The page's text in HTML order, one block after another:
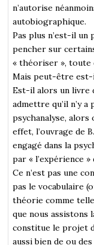
n’autorise
autobiographique.
Pas plus n’est-il un
pencher sur
« théoriser », toute
Mais peut-être est-
Est-il alors un livre
admettre qu’il n’y
psychanalyse,
effet, l’ouvrage de
engagé dans la
par « l’expérience
Ce n’est pas une
pas le vocabulaire
théorie comme
que nous assistons
constitue le projet
aussi bien de ou